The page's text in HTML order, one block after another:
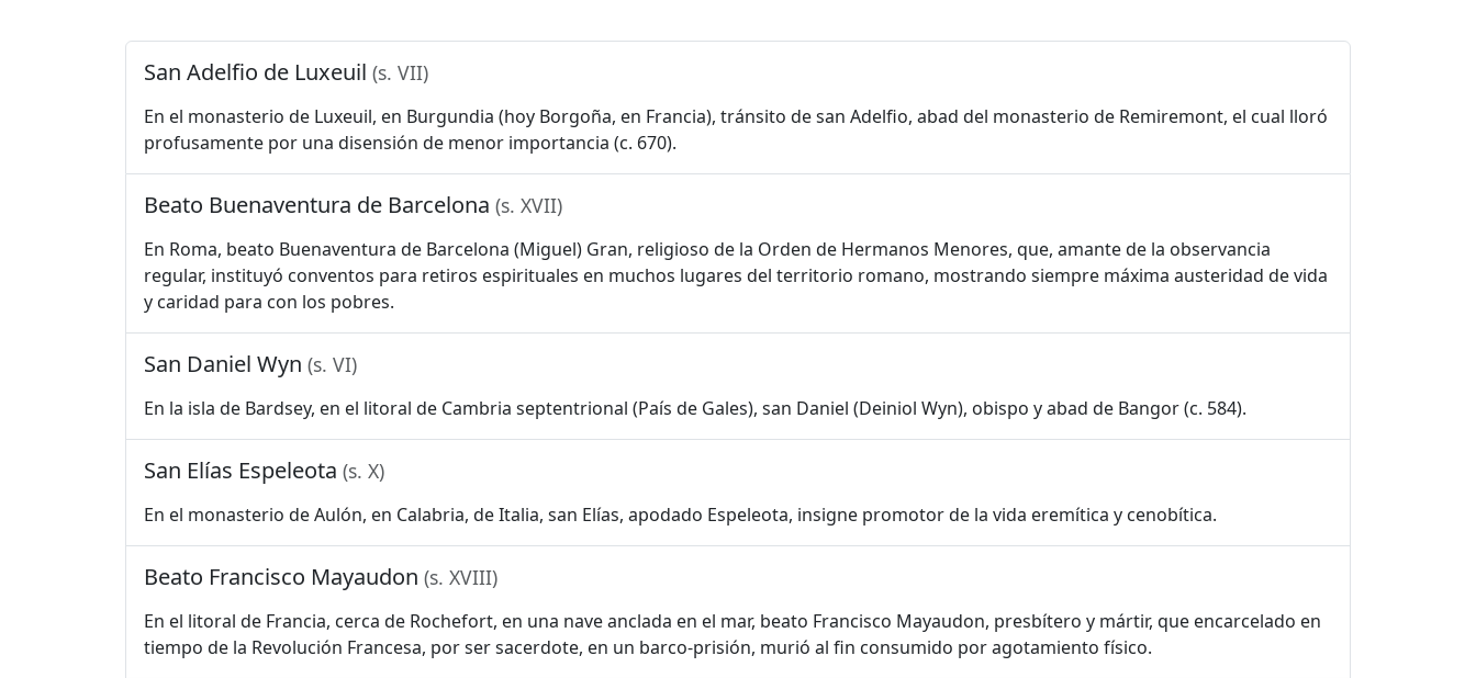
San Adelfio de Luxeuil (s. VII)
En el monasterio de Luxeuil, en Burgundia (hoy Borgoña, en Francia), tránsito de san Adelfio, abad del monasterio de Remiremont, el cual lloró
profusamente por una disensión de menor importancia (c. 670).
Beato Buenaventura de Barcelona (s. XVII)
En Roma, beato Buenaventura de Barcelona (Miguel) Gran, religioso de la Orden de Hermanos Menores, que, amante de la observancia
regular, instituyó conventos para retiros espirituales en muchos lugares del territorio romano, mostrando siempre máxima austeridad de vida
y caridad para con los pobres.
San Daniel Wyn (s. VI)
En la isla de Bardsey, en el litoral de Cambria septentrional (País de Gales), san Daniel (Deiniol Wyn), obispo y abad de Bangor (c. 584).
San Elías Espeleota (s. X)
En el monasterio de Aulón, en Calabria, de Italia, san Elías, apodado Espeleota, insigne promotor de la vida eremítica y cenobítica.
Beato Francisco Mayaudon (s. XVIII)
En el litoral de Francia, cerca de Rochefort, en una nave anclada en el mar, beato Francisco Mayaudon, presbítero y mártir, que encarcelado en
tiempo de la Revolución Francesa, por ser sacerdote, en un barco-prisión, murió al fin consumido por agotamiento físico.